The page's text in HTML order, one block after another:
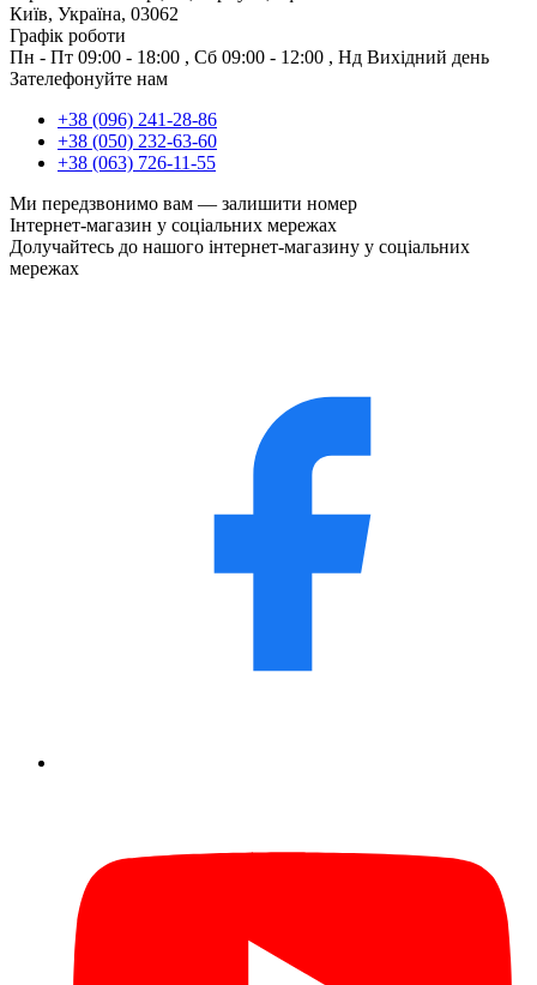
Київ, Україна, 03062
Графік роботи
Пн - Пт 09:00 - 18:00 , Сб 09:00 - 12:00 , Нд Вихідний день
Зателефонуйте нам
+38 (096) 241-28-86
+38 (050) 232-63-60
+38 (063) 726-11-55
Ми передзвонимо вам — залишити номер
Інтернет-магазин у соціальних мережах
Долучайтесь до нашого інтернет-магазину у соціальних
мережах